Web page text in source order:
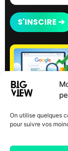
On utilise quelques
pour suivre vos